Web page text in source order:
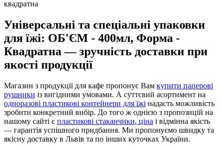
Універсальні та спеціальні упаковки
для їжі: ОБ'ЄМ - 400мл, Форма -
Квадратна — зручність доставки при
якості продукції
Магазин з продукції для кафе пропонує Вам купити паперові
рушники із вигідними умовами. А суттєвий асортимент на
одноразові пластикові контейнери для їжі надасть можливість
зробити конкретний вибір. До того ж однією з пропозицій на
нашому сайті є пластикові стаканчики, ціна і відмінна якість
— гарантія успішного придбання. Ми пропонуємо швидку та
якісну доставку в Львів та по інших куточках України.